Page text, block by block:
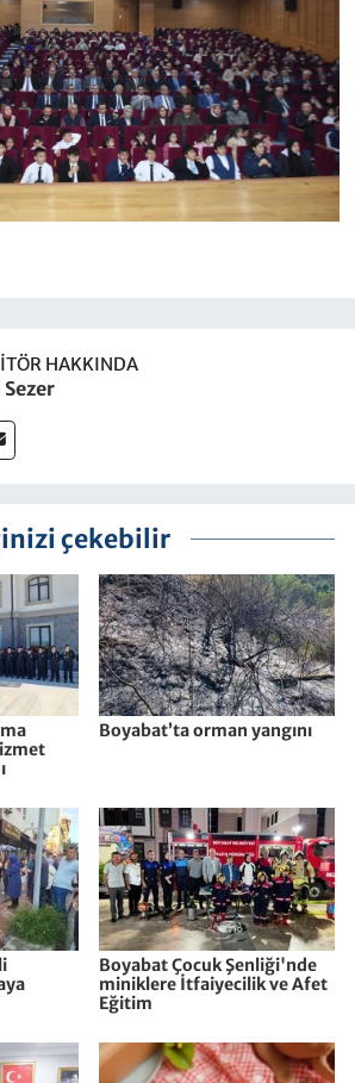
HAKKINDA
çekebilir
Boyabat’ta orman yangını
Boyabat Çocuk Şenliği'nde
miniklere İtfaiyecilik ve Afet
Eğitim